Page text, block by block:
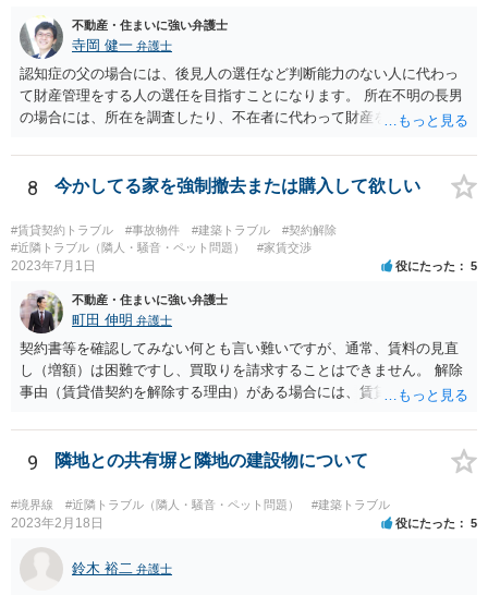
不動産・住まいに強い弁護士
寺岡 健一 弁護士
認知症の父の場合には、後見人の選任など判断能力のない人に代わっ
て財産管理をする人の選任を目指すことになります。 所在不明の長男
の場合には、所在を調査したり、不在者に代わって財産を管理する人
8 今かしてる家を強制撤去または購入して欲しい
#賃貸契約トラブル #事故物件 #建築トラブル
#契約解除
#近隣トラブル（隣人・騒音・ペット問題）
#家賃交渉
2023年7月1日 役にたった 5
不動産・住まいに強い弁護士
町田 伸明 弁護士
契約書等を確認してみない何とも言い難いですが、通常、賃料の見直
し（増額）は困難ですし、買取りを請求することはできません。 解除
事由（賃貸借契約を解除する理由）がある場合には、賃貸借契約を解
めることができる状況であれば、事実上、賃料の見直し（増額）や買
取りの交渉をすることもあり得るでしょう。 反対に、明け渡しを求め
ることが難しいのであれば、賃料の見直し（増額）や買取りの交渉も
困難とならざるを得ないでしょう。 いずれにしても、（強制的な）明
け渡しなどの請求もお考えなのであれば、現況や契約書等の確認が不
可欠ですから、資料等一式を持参して弁護士にご相談された方がよい
かと思います。
9 隣地との共有塀と隣地の建設物について
#境界線 #近隣トラブル（隣人・騒音・ペット問題） #建築トラブル
2023年2月18日 役にたった 5
鈴木 裕二 弁護士